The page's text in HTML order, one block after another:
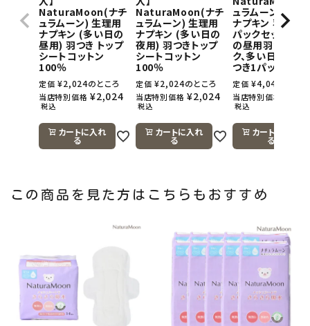
NaturaMoon(ナチ
ュラムーン) 生理用
ナプキン (多い日の
昼用) 羽つき トップ
シートコットン
100％
定価 ¥2,024のところ
当店特別価格 ¥2,024
税込
カートに入れ
る
NaturaMoon(ナチ
ュラムーン) 生理用
ナプキン (多い日の
夜用) 羽つきトップ
シートコットン
100％
定価 ¥2,024のところ
当店特別価格 ¥2,024
税込
カートに入れ
る
ュラムーン) 生理
ナプキン 羽つき
パックセット(多
の昼用羽つき1パ
ク、多い日の夜
つき1パック)
定価 ¥4,048
当店特別価格
税込
カートに入れ
る
この商品を見た方はこちらもおすすめ